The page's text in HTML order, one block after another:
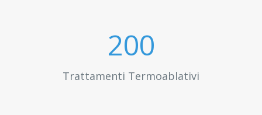
200
Trattamenti Termoablativi